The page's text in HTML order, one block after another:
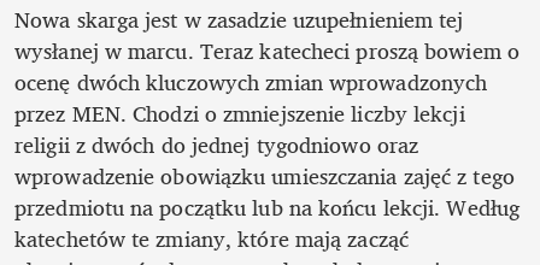
Nowa skarga jest w zasadzie uzupełnieniem tej
wysłanej w marcu. Teraz katecheci proszą bowiem o
ocenę dwóch kluczowych zmian wprowadzonych
przez MEN. Chodzi o zmniejszenie liczby lekcji
religii z dwóch do jednej tygodniowo oraz
wprowadzenie obowiązku umieszczania zajęć z tego
przedmiotu na początku lub na końcu lekcji. Według
katechetów te zmiany, które mają zacząć